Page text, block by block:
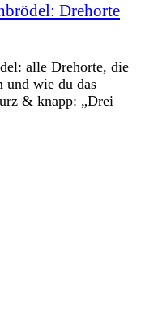
Drehorte
alle Drehorte, die
und wie du das
& knapp: „Drei